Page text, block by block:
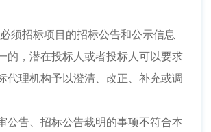
须招标项目的招标公告和公示信息
的，潜在投标人或者投标人可以要求
代理机构予以澄清、改正、补充或调
公告、招标公告载明的事项不符合本